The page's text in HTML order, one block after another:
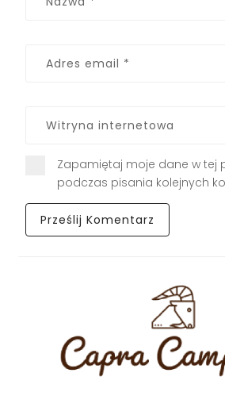
Zapamiętaj moje dane w tej
podczas pisania kolejnych